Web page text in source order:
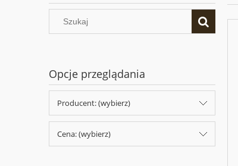
Opcje przeglądania
Producent: (wybierz)
Cena: (wybierz)